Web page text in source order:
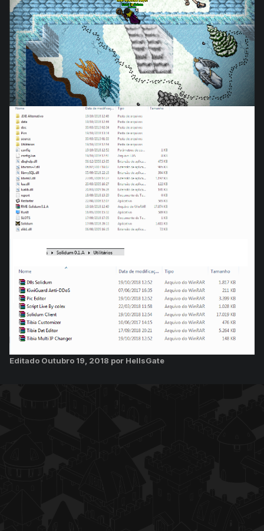
Editado Outubro 19, 2018 por HellsGate